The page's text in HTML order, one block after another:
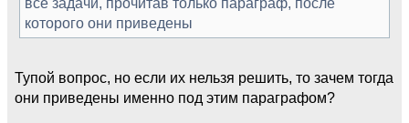
которого они приведены
Тупой вопрос, но если их нельзя решить, то зачем тогда
они приведены именно под этим параграфом?